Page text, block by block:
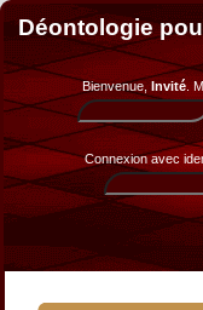
Déontologie
Bienvenue, Invité.
Connexion avec